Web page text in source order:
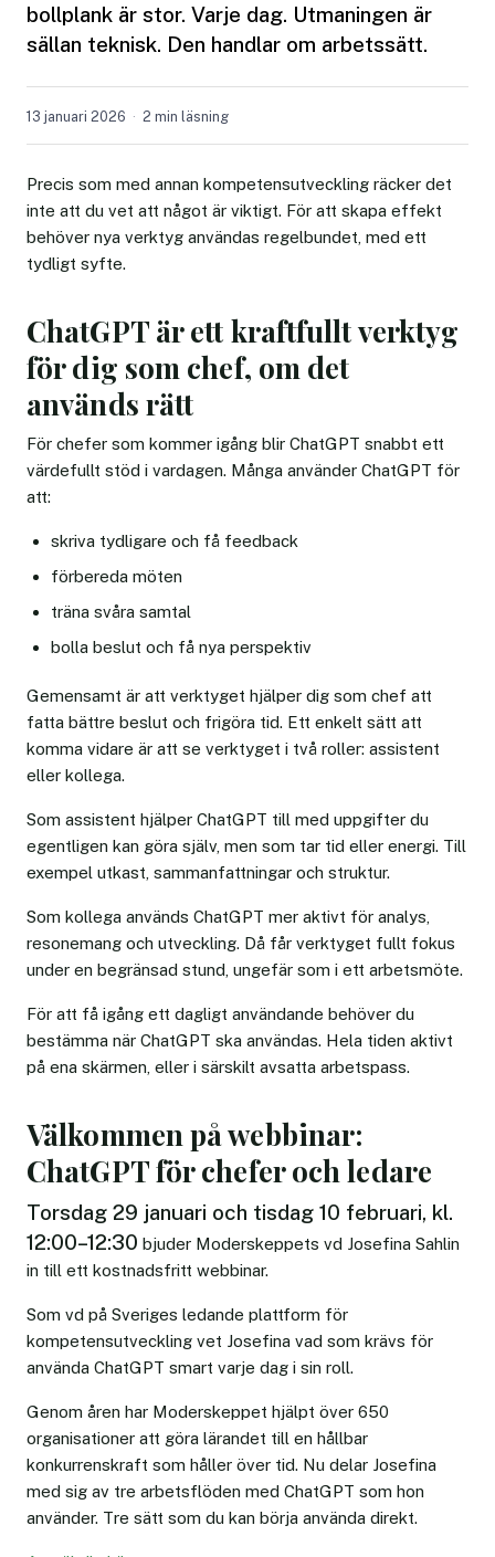
bollplank är stor. Varje dag. Utmaningen är
sällan teknisk. Den handlar om arbetssätt.
13 januari 2026 2 min läsning
Precis som med annan kompetensutveckling räcker det
inte att du vet att något är viktigt. För att skapa effekt
behöver nya verktyg användas regelbundet, med ett
tydligt syfte.
ChatGPT är ett kraftfullt verktyg
för dig som chef, om det
används rätt
För chefer som kommer igång blir ChatGPT snabbt ett
värdefullt stöd i vardagen. Många använder ChatGPT för
att:
skriva tydligare och få feedback
förbereda möten
träna svåra samtal
bolla beslut och få nya perspektiv
Gemensamt är att verktyget hjälper dig som chef att
fatta bättre beslut och frigöra tid. Ett enkelt sätt att
komma vidare är att se verktyget i två roller: assistent
eller kollega.
Som assistent hjälper ChatGPT till med uppgifter du
egentligen kan göra själv, men som tar tid eller energi. Till
exempel utkast, sammanfattningar och struktur.
Som kollega används ChatGPT mer aktivt för analys,
resonemang och utveckling. Då får verktyget fullt fokus
under en begränsad stund, ungefär som i ett arbetsmöte.
För att få igång ett dagligt användande behöver du
bestämma när ChatGPT ska användas. Hela tiden aktivt
på ena skärmen, eller i särskilt avsatta arbetspass.
Välkommen på webbinar:
ChatGPT för chefer och ledare
Torsdag 29 januari och tisdag 10 februari, kl.
12:00–12:30 bjuder Moderskeppets vd Josefina Sahlin
in till ett kostnadsfritt webbinar.
Som vd på Sveriges ledande plattform för
kompetensutveckling vet Josefina vad som krävs för
använda ChatGPT smart varje dag i sin roll.
Genom åren har Moderskeppet hjälpt över 650
organisationer att göra lärandet till en hållbar
konkurrenskraft som håller över tid. Nu delar Josefina
med sig av tre arbetsflöden med ChatGPT som hon
använder. Tre sätt som du kan börja använda direkt.